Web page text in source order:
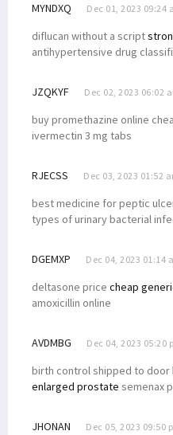
MYNDXQ Dec 01, 2023 09:24
diflucan without a script
antihypertensive drug
JZQKYF Dec 02, 2023 06:02
buy promethazine online
ivermectin 3 mg tabs
RJECSS Dec 03, 2023 01:52
best medicine for peptic
types of urinary bacterial
DGEMXP Dec 04, 2023 01:14
deltasone price cheap
amoxicillin online
AVDMBG Dec 04, 2023 05:20
birth control shipped to door
enlarged prostate semenax
JHONAN Dec 05, 2023 09:50